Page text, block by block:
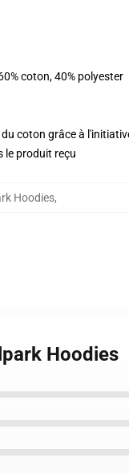
coton, 40% polyester
coton grâce à
le produit reçu
Hoodies,
Hoodies